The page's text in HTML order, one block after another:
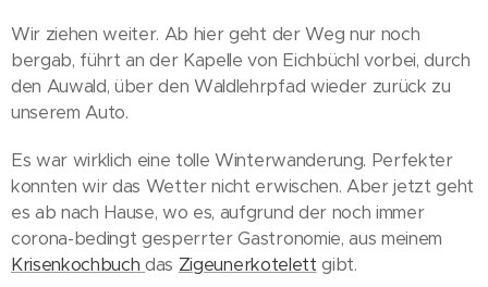
Wir ziehen weiter. Ab hier geht der Weg nur noch
bergab, führt an der Kapelle von Eichbüchl vorbei, durch
den Auwald, über den Waldlehrpfad wieder zurück zu
unserem Auto.
Es war wirklich eine tolle Winterwanderung. Perfekter
konnten wir das Wetter nicht erwischen. Aber jetzt geht
es ab nach Hause, wo es, aufgrund der noch immer
corona-bedingt gesperrter Gastronomie, aus meinem
Krisenkochbuchdas Zigeunerkotelett gibt.